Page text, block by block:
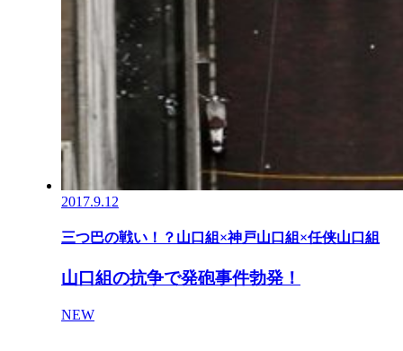
2017.9.12
三つ巴の戦い！？山口組×神戸山口組×任侠山口組
山口組の抗争で発砲事件勃発！
NEW